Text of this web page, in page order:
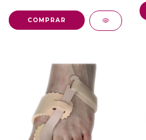
COMPRAR